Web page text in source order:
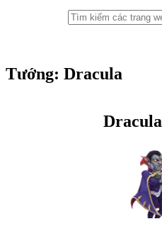
Tướng: Dracula
Dracula